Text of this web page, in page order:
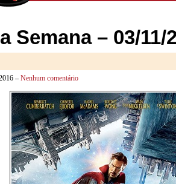
Semana – 03/11/
– Nenhum comentário